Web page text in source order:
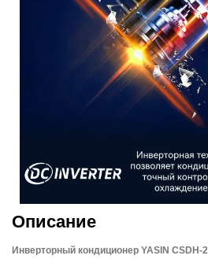
Описание
Инверторный кондиционер YASIN CSDH-